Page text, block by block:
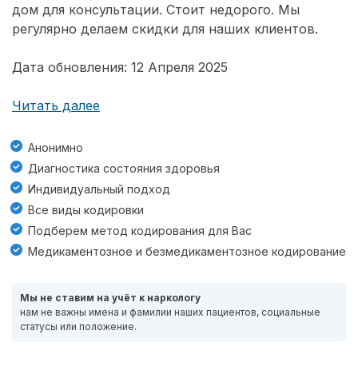
дом для консультации. Стоит недорого. Мы
регулярно делаем скидки для наших клиентов.
Дата обновления: 12 Апреля 2025
Читать далее
Анонимно
Диагностика состояния здоровья
Индивидуальный подход
Все виды кодировки
Подберем метод кодирования для Вас
Медикаментозное и безмедикаментозное кодирование
Мы не ставим на учёт к наркологу
нам не важны имена и фамилии наших пациентов, социальные
статусы или положение.